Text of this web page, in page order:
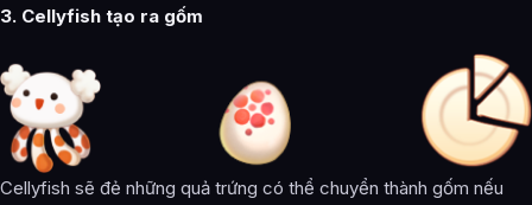
‌3. Cellyfish tạo ra gốm
Cellyfish sẽ đẻ những quả trứng có thể chuyển thành gốm nếu